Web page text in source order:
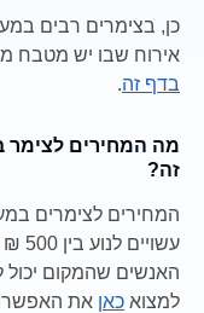
כן, בצימרים רבים
אירוח שבו יש מטבח
בדף זה.
מה המחירים לצימר
זה?
המחירים לצימרים
האנשים שהמקום יכול
למצוא כאן את